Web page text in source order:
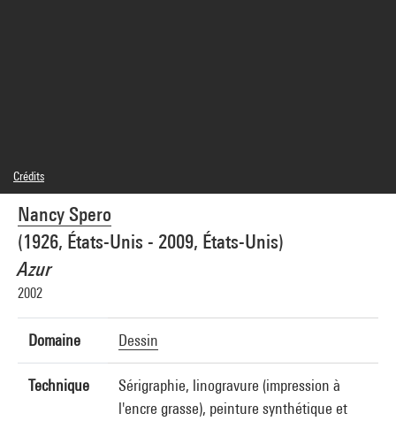
Nancy Spero
(1926, États-Unis - 2009, États-Unis)
Azur
2002
Domaine Dessin
Technique
Sérigraphie, linogravure (impression à
l'encre grasse), peinture synthétique et
Crédits
Légende : Elément n°12
© Adagp, Paris
Crédit photographique : Centre Pompidou, MNAM-CCI/Service de la documentation
photographique du MNAM/Dist. GrandPalaisRmn
Réf. image : 4N05420